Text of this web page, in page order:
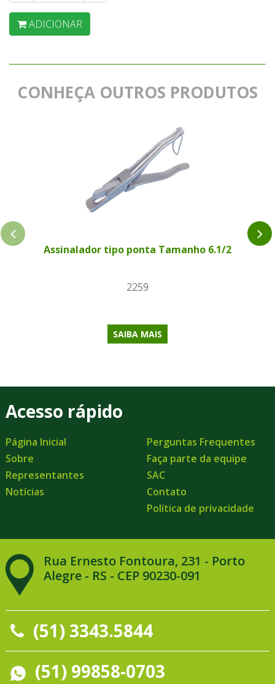
ADICIONAR
CONHEÇA OUTROS PRODUTOS
Assinalador tipo ponta Tamanho 6.1/2
2259
SAIBA MAIS
Acesso rápido
Página Inicial
Sobre
Representantes
Notícias
Perguntas Frequentes
Faça parte da equipe
SAC
Contato
Política de privacidade
Rua Ernesto Fontoura, 231 - Porto
Alegre - RS - CEP 90230-091
(51) 3343.5844
(51) 99858-0703